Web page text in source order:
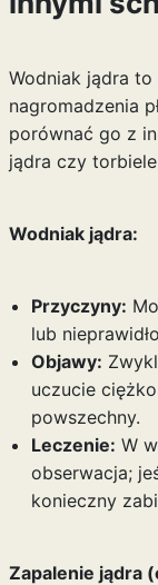
Wodniak jądra
nagromadzenia
porównać go z
jądra czy
Wodniak jądra:
Przyczyny:
lub
Objawy:
uczucie
powszechny.
Leczenie: W
obserwacja;
konieczny
Zapalenie jądra